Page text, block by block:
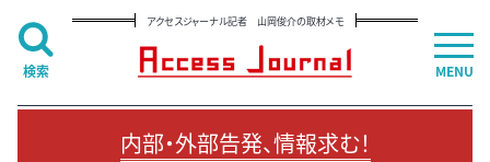
アクセスジャーナル記者 山岡俊介の取材メモ
内部・外部告発、情報求む！
MENU
検索